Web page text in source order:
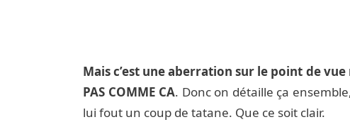
Mais c’est une aberration sur le point de vue
PAS COMME CA. Donc on détaille ça
lui fout un coup de tatane. Que ce soit clair.